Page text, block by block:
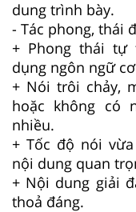
dung trình bày.
- Tác phong, thái
+ Phong thái tự
dụng ngôn ngữ
+ Nói trôi chảy,
hoặc không có
nhiều.
+ Tốc độ nói
nội dung quan
+ Nội dung giải
thoả đáng.